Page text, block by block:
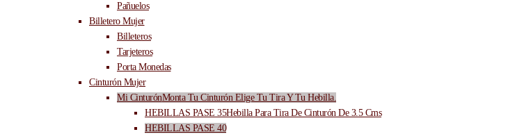
Pañuelos
Billetero Mujer
Billeteros
Tarjeteros
Porta Monedas
Cinturón Mujer
Mi CinturónMonta Tu Cinturón Elige Tu Tira Y Tu Hebilla.
HEBILLAS PASE 35Hebilla Para Tira De Cinturón De 3.5 Cms
HEBILLAS PASE 40